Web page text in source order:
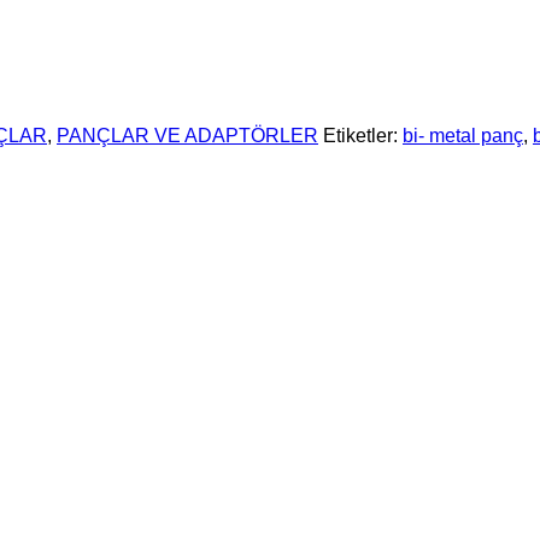
, PANÇLAR VE ADAPTÖRLER Etiketler: bi- metal panç,